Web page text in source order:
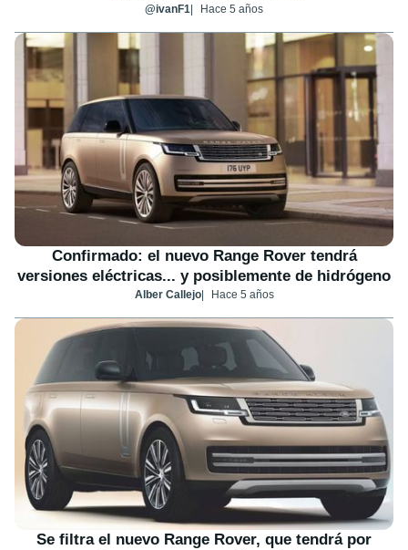
@ivanF1 Hace 5 años
Confirmado: el nuevo Range Rover tendrá
versiones eléctricas... y posiblemente de hidrógeno
Alber Callejo Hace 5 años
Se filtra el nuevo Range Rover, que tendrá por